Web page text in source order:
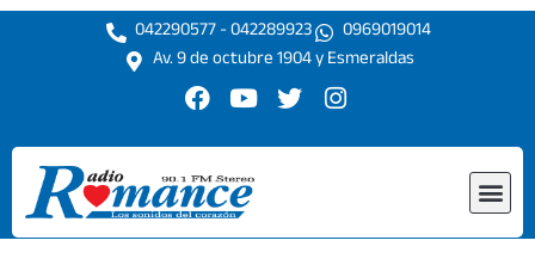
Ir
042290577 - 042289923
0969019014
Av. 9 de octubre 1904 y Esmeraldas
F
c
e
b
o
o
Y
u
t
u
b
e
T
i
r
I
s
r